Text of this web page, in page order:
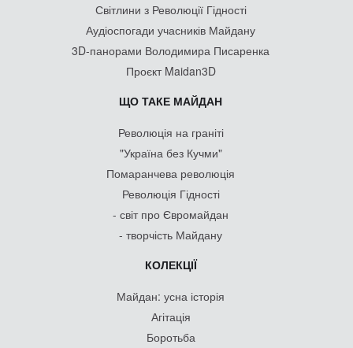
Світлини з Революції Гідності
Аудіоспогади учасників Майдану
3D-панорами Володимира Писаренка
Проєкт Maidan3D
ЩО ТАКЕ МАЙДАН
Революція на граніті
"Україна без Кучми"
Помаранчева революція
Революція Гідності
- світ про Євромайдан
- творчість Майдану
КОЛЕКЦІЇ
Майдан: усна історія
Агітація
Боротьба